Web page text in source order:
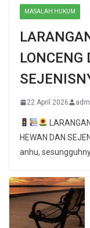
MASALAH HUKUM
LONCENG
22 April 2026
HEWAN DAN